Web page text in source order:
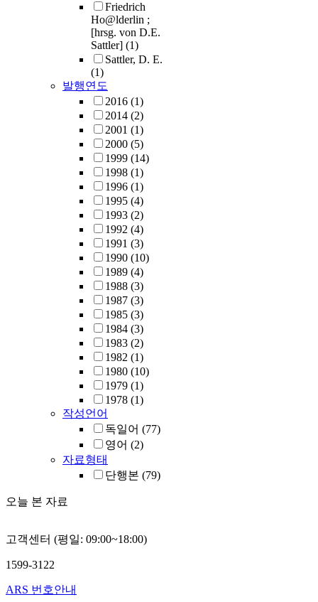
Friedrich
Ho@lderlin ;
[hrsg. von D.E.
Sattler] (1)
Sattler, D. E.
(1)
발행연도
2016 (1)
2014 (2)
2001 (1)
2000 (5)
1999 (14)
1998 (1)
1996 (1)
1995 (4)
1993 (2)
1992 (4)
1991 (3)
1990 (10)
1989 (4)
1988 (3)
1987 (3)
1985 (3)
1984 (3)
1983 (2)
1982 (1)
1980 (10)
1979 (1)
1978 (1)
작성언어
독일어 (77)
영어 (2)
자료형태
단행본 (79)
오늘 본 자료
고객센터 (평일: 09:00~18:00)
1599-3122
ARS 번호안내